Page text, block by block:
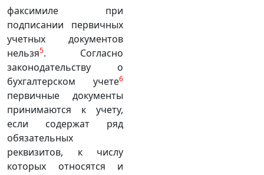
факсимиле при
подписании первичных
учетных документов
нельзя5. Согласно
законодательству о
бухгалтерском учете6
первичные документы
принимаются к учету,
если содержат ряд
обязательных
реквизитов, к числу
которых относятся и